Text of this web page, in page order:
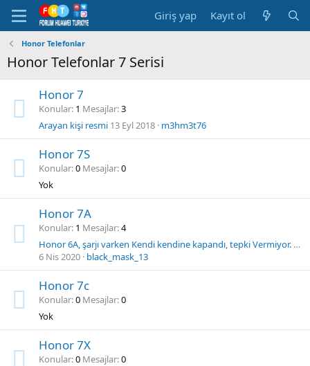
Giriş yap Kayıt ol
Honor Telefonlar
Honor Telefonlar 7 Serisi
Honor 7
Konular 1 Mesajlar 3
Arayan kişi resmi 13 Eyl 2018 m3hm3t76
Honor 7S
Konular 0 Mesajlar 0
Yok
Honor 7A
Konular 1 Mesajlar 4
Honor 6A, şarjı varken Kendi kendine kapandı, tepki Vermiyor. Çözüm Nedir bilen var mı?
6 Nis 2020 black_mask_13
Honor 7c
Konular 0 Mesajlar 0
Yok
Honor 7X
Konular 0 Mesajlar 0